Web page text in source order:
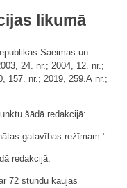
likumā
Saeimas un
24. nr.; 2004, 12. nr.;
157. nr.; 2019, 259.A nr.;
šādā redakcijā:
gatavības režīmam."
redakcijā:
72 stundu kaujas